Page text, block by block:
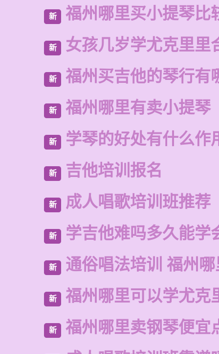
新 福州哪里买小提琴比
新 女孩几岁学尤克里里
新 福州买吉他的琴行有
新 福州哪里有卖小提琴
新 学琴的好处有什么作
新 吉他培训报名
新 成人唱歌培训班推荐
新 学吉他难吗多久能学
新 通俗唱法培训 福州
新 福州哪里可以学尤克
新 福州哪里卖钢琴便宜